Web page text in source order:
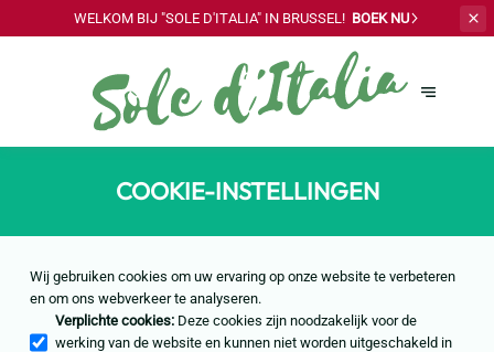
WELKOM BIJ "SOLE D'ITALIA" IN BRUSSEL! BOEK NU
COOKIE-INSTELLINGEN
Wij gebruiken cookies om uw ervaring op onze website te verbeteren
en om ons webverkeer te analyseren.
Verplichte cookies: Deze cookies zijn noodzakelijk voor de
werking van de website en kunnen niet worden uitgeschakeld in